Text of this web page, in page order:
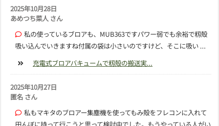
2025年10月28日
あめつち菜人 さん
私の使っているブロアも、MUB363ですパワー弱でも余裕で籾殻
吸い込んでいきますね付属の袋は小さいのですけど、そこに吸い ...
充電式ブロアバキュームで籾殻の搬送実...
2025年10月27日
匿名 さん
私もマキタのブロアー集塵機を使ってもみ殻をフレコンに入れて
田んぼに持って行こうと思って検討中でした。もうやっている人がい